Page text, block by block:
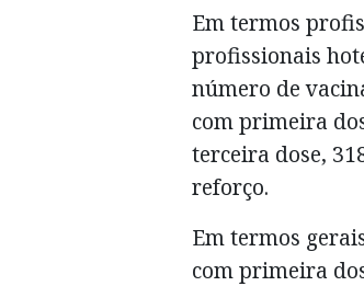
Em termos
profissionais
número de
com primeira
terceira dose,
reforço.
Em termos
com primeira